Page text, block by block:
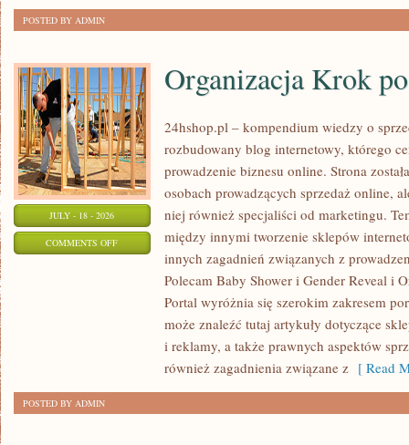
POSTED BY ADMIN
JULY - 18 - 2026
COMMENTS OFFON
ORGANIZACJA
Organizacja Krok
24hshop.pl – kompendium wiedzy o
rozbudowany blog internetowy, którego
prowadzenie biznesu online. Strona
osobach prowadzących sprzedaż online,
niej również specjaliści od marketingu.
między innymi tworzenie sklepów
innych zagadnień związanych z
Polecam Baby Shower i Gender Reveal i
Portal wyróżnia się szerokim zakresem
może znaleźć tutaj artykuły dotyczące
i reklamy, a także prawnych aspektów
również zagadnienia związane z [ Read
POSTED BY ADMIN